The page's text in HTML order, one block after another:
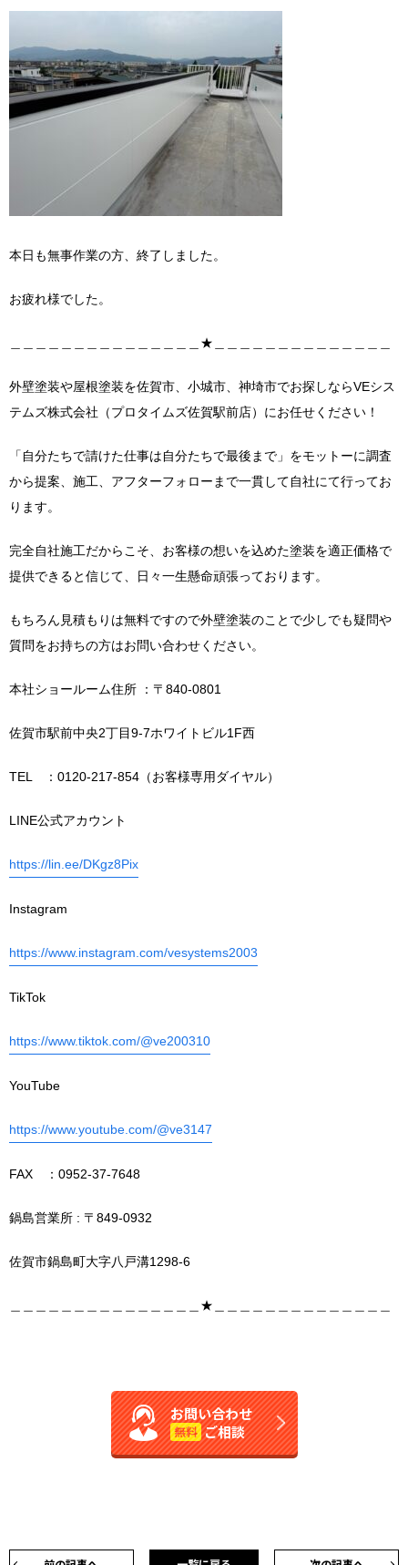
本日も無事作業の方、終了しました。
お疲れ様でした。
＿＿＿＿＿＿＿＿＿＿＿＿＿＿＿★＿＿＿＿＿＿＿＿＿＿＿＿＿＿
外壁塗装や屋根塗装を佐賀市、小城市、神埼市でお探しならVEシス
テムズ株式会社（プロタイムズ佐賀駅前店）にお任せください！
「自分たちで請けた仕事は自分たちで最後まで」をモットーに調査
から提案、施工、アフターフォローまで一貫して自社にて行ってお
ります。
完全自社施工だからこそ、お客様の想いを込めた塗装を適正価格で
提供できると信じて、日々一生懸命頑張っております。
もちろん見積もりは無料ですので外壁塗装のことで少しでも疑問や
質問をお持ちの方はお問い合わせください。
本社ショールーム住所 ：〒840-0801
佐賀市駅前中央2丁目9-7ホワイトビル1F西
TEL ：0120-217-854（お客様専用ダイヤル）
LINE公式アカウント
https://lin.ee/DKgz8Pix
Instagram
https://www.instagram.com/vesystems2003
TikTok
https://www.tiktok.com/@ve200310
YouTube
https://www.youtube.com/@ve3147
FAX ：0952-37-7648
鍋島営業所 : 〒849-0932
佐賀市鍋島町大字八戸溝1298-6
＿＿＿＿＿＿＿＿＿＿＿＿＿＿＿★＿＿＿＿＿＿＿＿＿＿＿＿＿＿
お問い合わせ
無料 ご相談